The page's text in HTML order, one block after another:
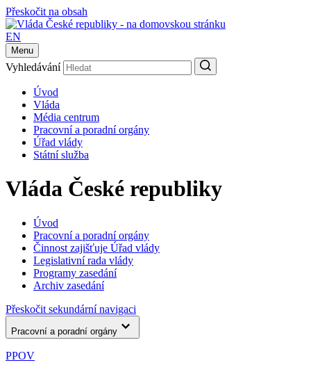
Přeskočit na obsah
EN
Menu
Vyhledávání
Úvod
Vláda
Média centrum
Pracovní a poradní orgány
Úřad vlády
Státní služba
Vláda České republiky
Úvod
Pracovní a poradní orgány
Činnost zajišťuje Úřad vlády
Legislativní rada vlády
Programy zasedání
Archiv zasedání
Přeskočit sekundární navigaci
Pracovní a poradní orgány
PPOV